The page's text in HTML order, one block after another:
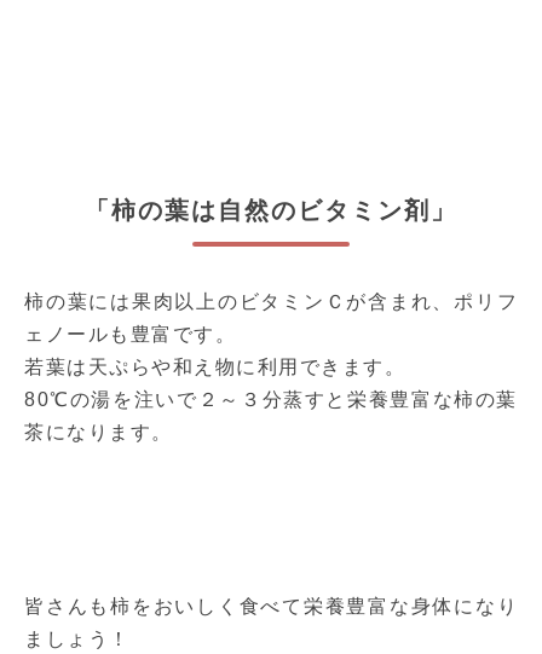
「柿の葉は自然のビタミン剤」
柿の葉には果肉以上のビタミンＣが含まれ、ポリフ
ェノールも豊富です。
若葉は天ぷらや和え物に利用できます。
80℃の湯を注いで２～３分蒸すと栄養豊富な柿の葉
茶になります。
皆さんも柿をおいしく食べて栄養豊富な身体になり
ましょう！